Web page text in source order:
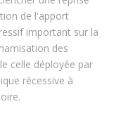
de l'apport
important sur la
des
celle déployée par
récessive à